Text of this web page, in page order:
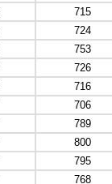
715
724
753
726
716
706
789
800
795
768